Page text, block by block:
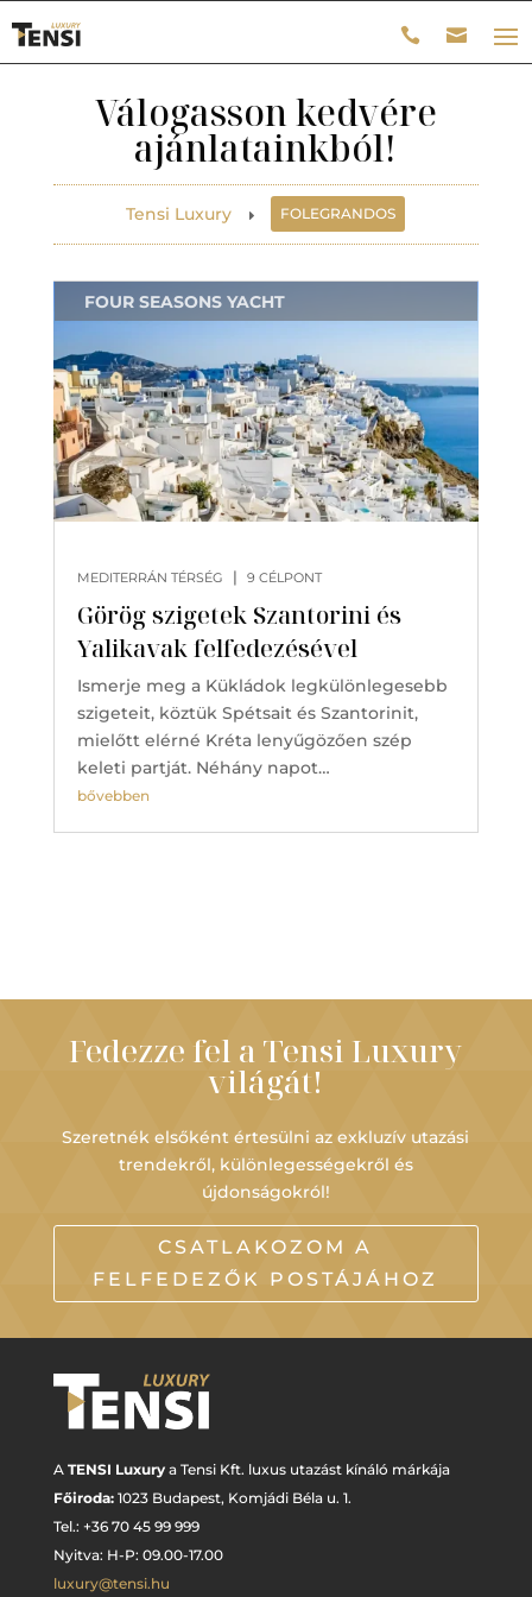
Válogasson kedvére
ajánlatainkból!
Tensi Luxury E FOLEGRANDOS
Görög szigetek Szantorini és
Yalikavak felfedezésével
MEDITERRÁN TÉRSÉG | 9 CÉLPONT
FOUR SEASONS YACHT
Ismerje meg a Kükládok legkülönlegesebb
szigeteit, köztük Spétsait és Szantorinit,
mielőtt elérné Kréta lenyűgözően szép
keleti partját. Néhány napot…
bővebben
Fedezze fel a Tensi Luxury
világát!
Szeretnék elsőként értesülni az exkluzív utazási
trendekről, különlegességekről és
újdonságokról!
CSATLAKOZOM A
FELFEDEZŐK POSTÁJÁHOZ
A TENSI Luxurya Tensi Kft. luxus utazást kínáló márkája
Főiroda: 1023 Budapest, Komjádi Béla u. 1.
Tel.: +36 70 45 99 999
Nyitva: H-P: 09.00-17.00
luxury@tensi.hu